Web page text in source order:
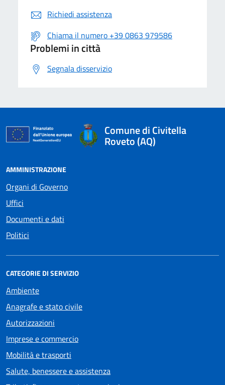
Richiedi assistenza
Chiama il numero +39 0863 979586
Problemi in città
Segnala disservizio
Comune di Civitella
Roveto (AQ)
AMMINISTRAZIONE
Organi di Governo
Uffici
Documenti e dati
Politici
CATEGORIE DI SERVIZIO
Ambiente
Anagrafe e stato civile
Autorizzazioni
Imprese e commercio
Mobilità e trasporti
Salute, benessere e assistenza